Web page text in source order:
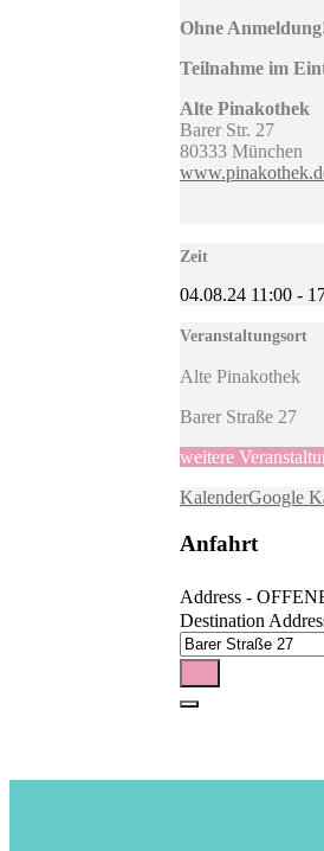
Ohne
Teilnahme im
Alte Pinakothek
Barer Str. 27
80333 München
Zeit
04.08.24 11:00 -
Veranstaltungsort
Alte Pinakothek
Barer Straße 27
weitere
KalenderGoogle
Anfahrt
Address -
Destination